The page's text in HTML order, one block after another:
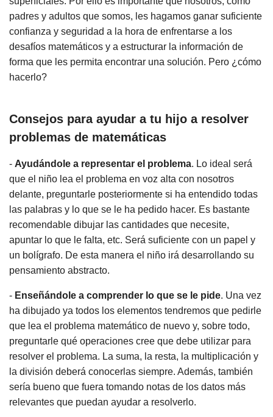
padres y adultos que somos, les hagamos ganar suficiente
confianza y seguridad a la hora de enfrentarse a los
desafíos matemáticos y a estructurar la información de
forma que les permita encontrar una solución. Pero ¿cómo
hacerlo?
Consejos para ayudar a tu hijo a resolver
problemas de matemáticas
- Ayudándole a representar el problema. Lo ideal será
que el niño lea el problema en voz alta con nosotros
delante, preguntarle posteriormente si ha entendido todas
las palabras y lo que se le ha pedido hacer. Es bastante
recomendable dibujar las cantidades que necesite,
apuntar lo que le falta, etc. Será suficiente con un papel y
un bolígrafo. De esta manera el niño irá desarrollando su
pensamiento abstracto.
- Enseñándole a comprender lo que se le pide. Una vez
ha dibujado ya todos los elementos tendremos que pedirle
que lea el problema matemático de nuevo y, sobre todo,
preguntarle qué operaciones cree que debe utilizar para
resolver el problema. La suma, la resta, la multiplicación y
la división deberá conocerlas siempre. Además, también
sería bueno que fuera tomando notas de los datos más
relevantes que puedan ayudar a resolverlo.